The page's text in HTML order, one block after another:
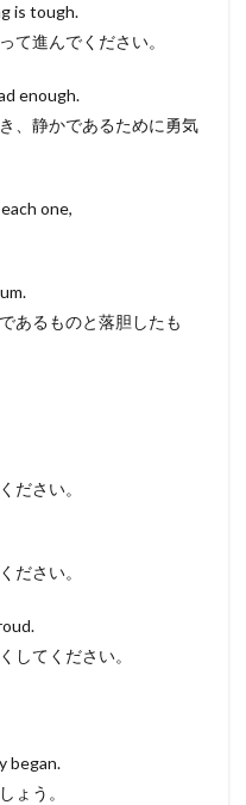
is tough.
て進んでください。
enough.
、静かであるために勇気
one,
あるものと落胆したも
ださい。
ださい。
してください。
began.
ょう。